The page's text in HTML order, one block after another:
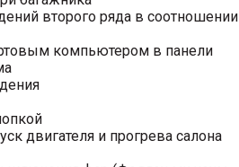
второго ряда в соотношении
компьютером в панели
двигателя и прогрева салона